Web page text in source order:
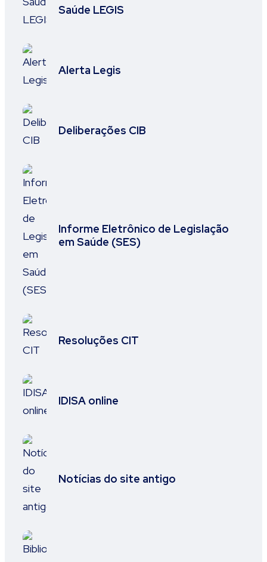
Saúde LEGIS
Alerta Legis
Deliberações CIB
Informe Eletrônico de Legislação
em Saúde (SES)
Resoluções CIT
IDISA online
Notícias do site antigo